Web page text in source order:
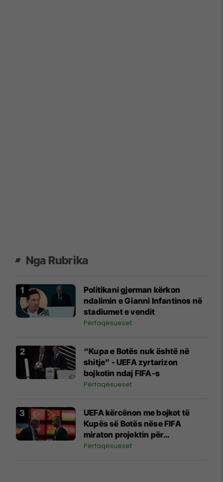
Nga Rubrika
Politikani gjerman kërkon
ndalimin e Gianni Infantinos në
stadiumet e vendit
Përfaqësueset
“Kupa e Botës nuk është në
shitje” - UEFA zyrtarizon
bojkotin ndaj FIFA-s
Përfaqësueset
UEFA kërcënon me bojkot të
Kupës së Botës nëse FIFA
miraton projektin për
investitorët privatë
Përfaqësueset